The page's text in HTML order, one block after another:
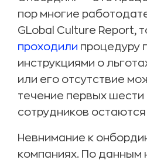
пор многие
GLobal Culture Report,
проходили процедуру
инструкциями о
или его отсутствие
течение первых
сотрудников
Невнимание к
компаниях. По данным